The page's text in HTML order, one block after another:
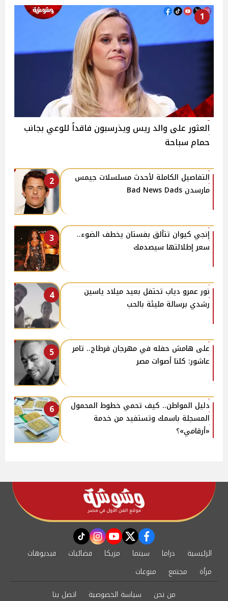
1
العثور على والد ريس ويذرسبون فاقداً للوعي بجانب
حمام سباحة
2
التفاصيل الكاملة لأحدث مسلسلات جيمس
مارسدن Bad News Dads
3
إنجي كيوان تتألق بفستان يخطف الضوء..
سعر إطلالتها سيصدمك
4
نور عمرو دياب تحتفل بعيد ميلاد ياسين
رشدي برسالة مليئة بالحب
5
على هامش حفله في مهرجان قرطاج.. تامر
عاشور: كلنا أصوات مصر
6
دليل المواطن.. كيف تحمي خطوط المحمول
المسجلة باسمك وتستفيد من خدمة
«أرقامي»؟
facebook
twitter
youtube
instagram
tiktok
الرئيسية دراما سينما مزيكا فضائيات
فيديوهات
مرأة
مجتمع
منوعات
من نحن
سياسة الخصوصية اتصل بنا